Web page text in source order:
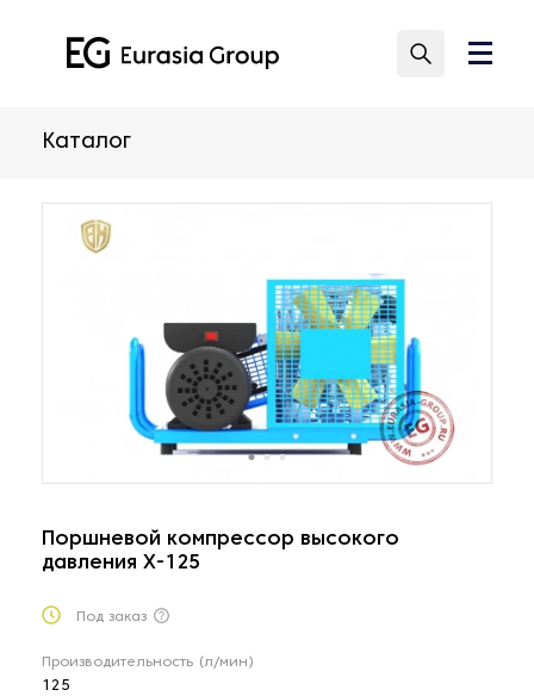
Каталог
Поршневой компрессор высокого
давления X-125
Под заказ
Производительность (л/мин)
125